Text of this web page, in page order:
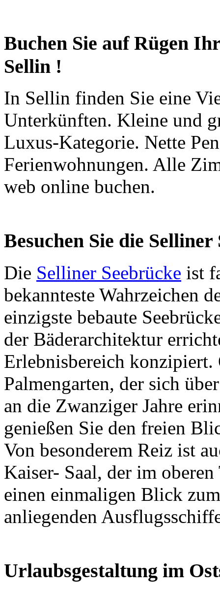
Buchen Sie auf Rügen
Sellin !
In Sellin finden Sie eine
Unterkünften. Kleine und
Luxus-Kategorie. Nette
Ferienwohnungen. Alle
web online buchen.
Besuchen Sie die Selliner
Die Selliner Seebrücke ist
bekannteste Wahrzeichen
einzigste bebaute
der Bäderarchitektur
Erlebnisbereich
Palmengarten, der sich
an die Zwanziger Jahre
genießen Sie den freien
Von besonderem Reiz ist
Kaiser- Saal, der im oberen
einen einmaligen Blick
anliegenden
Urlaubsgestaltung im